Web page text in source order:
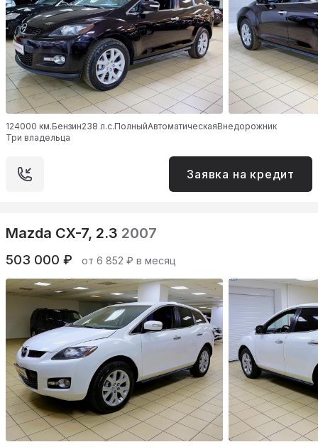
124000 км.Бензин238 л.с.ПолныйАвтоматическаяВнедорожник
Три владельца
Заявка на кредит
Mazda CX-7, 2.3 2007
503 000 ₽ от 6 852 ₽ в месяц